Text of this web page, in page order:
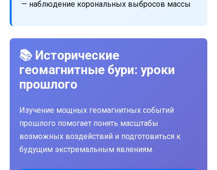
— наблюдение корональных выбросов массы
📚 Исторические
геомагнитные бури: уроки
прошлого
Изучение мощных геомагнитных событий
прошлого помогает понять масштабы
возможных воздействий и подготовиться к
будущим экстремальным явлениям.